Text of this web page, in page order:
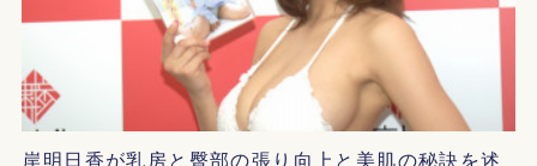
岸明日香が乳房と臀部の張り向上と美肌の秘訣を述